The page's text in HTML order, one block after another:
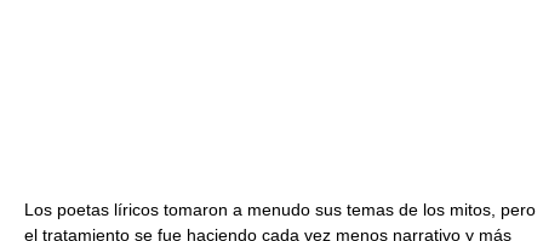
Los poetas líricos tomaron a menudo sus temas de los mitos, pero
el tratamiento se fue haciendo cada vez menos narrativo y más